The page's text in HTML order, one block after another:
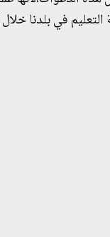
في بلدنا خلال